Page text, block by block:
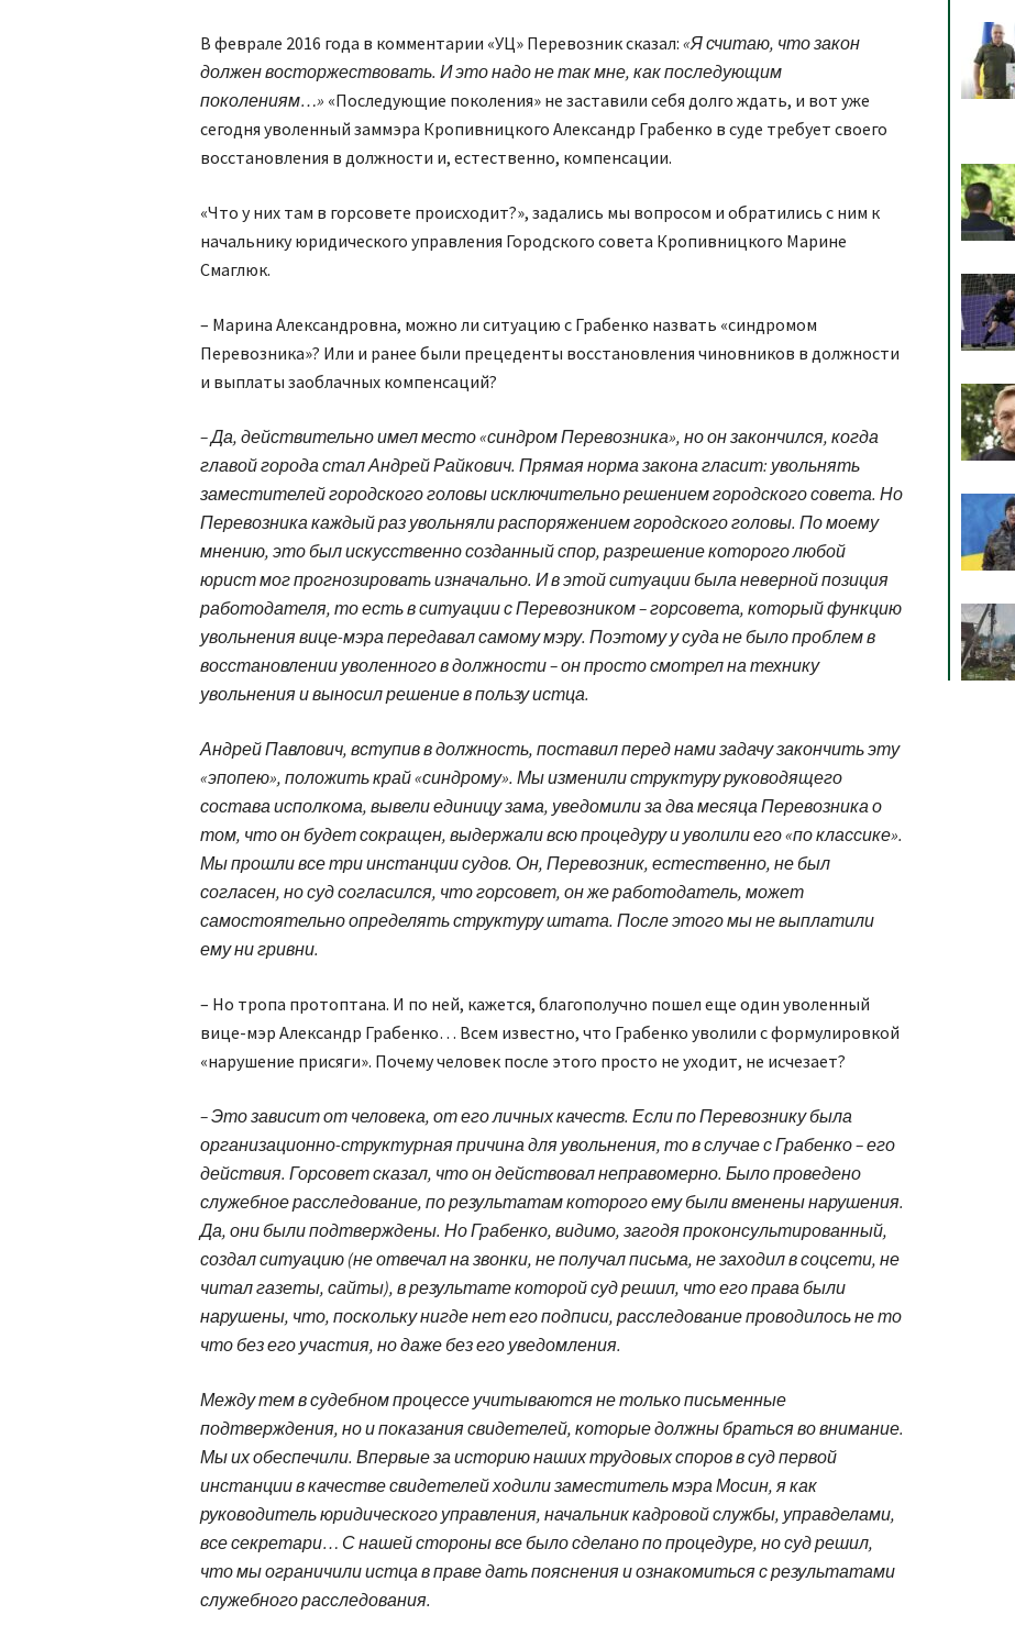
В феврале 2016 года в комментарии «УЦ» Перевозник сказал: «Я считаю, что закон
должен восторжествовать. И это надо не так мне, как последующим
поколениям…» «Последующие поколения» не заставили себя долго ждать, и вот уже
сегодня уволенный заммэра Кропивницкого Александр Грабенко в суде требует своего
восстановления в должности и, естественно, компенсации.
«Что у них там в горсовете происходит?», задались мы вопросом и обратились с ним к
начальнику юридического управления Городского совета Кропивницкого Марине
Смаглюк.
– Марина Александровна, можно ли ситуацию с Грабенко назвать «синдромом
Перевозника»? Или и ранее были прецеденты восстановления чиновников в должности
и выплаты заоблачных компенсаций?
– Да, действительно имел место «синдром Перевозника», но он закончился, когда
главой города стал Андрей Райкович. Прямая норма закона гласит: увольнять
заместителей городского головы исключительно решением городского совета. Но
Перевозника каждый раз увольняли распоряжением городского головы. По моему
мнению, это был искусственно созданный спор, разрешение которого любой
юрист мог прогнозировать изначально. И в этой ситуации была неверной позиция
работодателя, то есть в ситуации с Перевозником – горсовета, который функцию
увольнения вице-мэра передавал самому мэру. Поэтому у суда не было проблем в
восстановлении уволенного в должности – он просто смотрел на технику
увольнения и выносил решение в пользу истца.
Андрей Павлович, вступив в должность, поставил перед нами задачу закончить эту
«эпопею», положить край «синдрому». Мы изменили структуру руководящего
состава исполкома, вывели единицу зама, уведомили за два месяца Перевозника о
том, что он будет сокращен, выдержали всю процедуру и уволили его «по классике».
Мы прошли все три инстанции судов. Он, Перевозник, естественно, не был
согласен, но суд согласился, что горсовет, он же работодатель, может
самостоятельно определять структуру штата. После этого мы не выплатили
ему ни гривни.
– Но тропа протоптана. И по ней, кажется, благополучно пошел еще один уволенный
вице-мэр Александр Грабенко… Всем известно, что Грабенко уволили с формулировкой
«нарушение присяги». Почему человек после этого просто не уходит, не исчезает?
– Это зависит от человека, от его личных качеств. Если по Перевознику была
организационно-структурная причина для увольнения, то в случае с Грабенко – его
действия. Горсовет сказал, что он действовал неправомерно. Было проведено
служебное расследование, по результатам которого ему были вменены нарушения.
Да, они были подтверждены. Но Грабенко, видимо, загодя проконсультированный,
создал ситуацию (не отвечал на звонки, не получал письма, не заходил в соцсети, не
читал газеты, сайты), в результате которой суд решил, что его права были
нарушены, что, поскольку нигде нет его подписи, расследование проводилось не то
что без его участия, но даже без его уведомления.
Между тем в судебном процессе учитываются не только письменные
подтверждения, но и показания свидетелей, которые должны браться во внимание.
Мы их обеспечили. Впервые за историю наших трудовых споров в суд первой
инстанции в качестве свидетелей ходили заместитель мэра Мосин, я как
руководитель юридического управления, начальник кадровой службы, управделами,
все секретари… С нашей стороны все было сделано по процедуре, но суд решил,
что мы ограничили истца в праве дать пояснения и ознакомиться с результатами
служебного расследования.